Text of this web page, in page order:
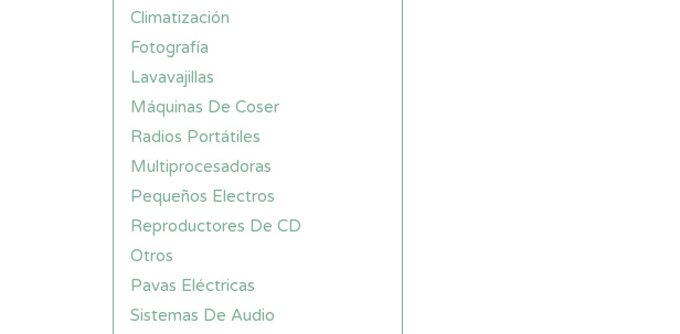
Climatización
Fotografía
Lavavajillas
Máquinas De Coser
Radios Portátiles
Multiprocesadoras
Pequeños Electros
Reproductores De CD
Otros
Pavas Eléctricas
Sistemas De Audio